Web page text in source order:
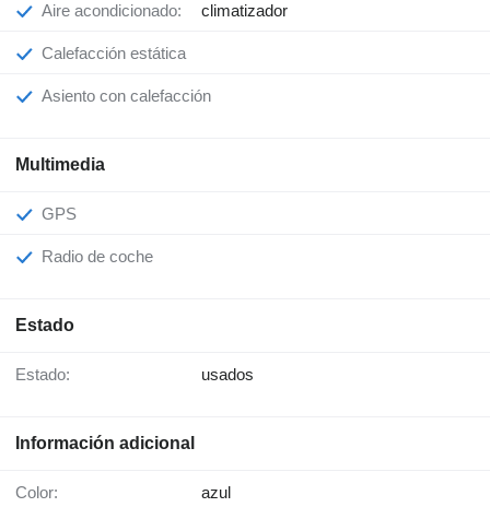
Aire acondicionado: climatizador
Calefacción estática
Asiento con calefacción
Multimedia
GPS
Radio de coche
Estado
Estado: usados
Información adicional
Color: azul